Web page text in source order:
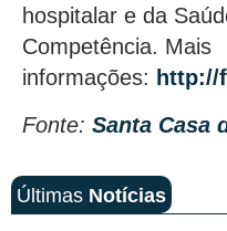
hospitalar e da
Competência. Mais
informações: http://
Fonte: Santa Casa
Últimas Notícias